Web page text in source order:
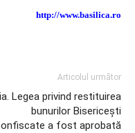
http://www.basilica.ro
Articolul următor
Legea privind restituirea
bunurilor Bisericești
a fost aprobată